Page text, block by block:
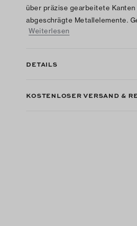
über präzise gearbeitete Kanten
abgeschrägte Metallelemente.
Weiterlesen
DETAILS
KOSTENLOSER VERSAND &